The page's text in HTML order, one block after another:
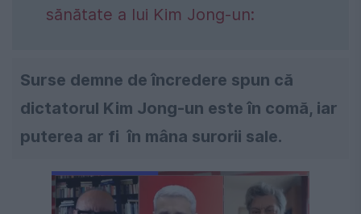
sănătate a lui Kim Jong-un:
Surse demne de încredere spun că
dictatorul Kim Jong-un este în comă, iar
puterea ar fi în mâna surorii sale.